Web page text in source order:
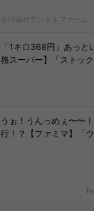
合同会社デジタルファーム
「1キロ368円」あっ
務スーパー】「ストッ
うぉ！うんっめぇ〜〜
行！？【ファミマ】「